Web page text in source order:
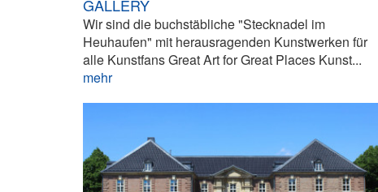
GALLERY
Wir sind die buchstäbliche "Stecknadel im
Heuhaufen" mit herausragenden Kunstwerken für
alle Kunstfans Great Art for Great Places Kunst...
mehr